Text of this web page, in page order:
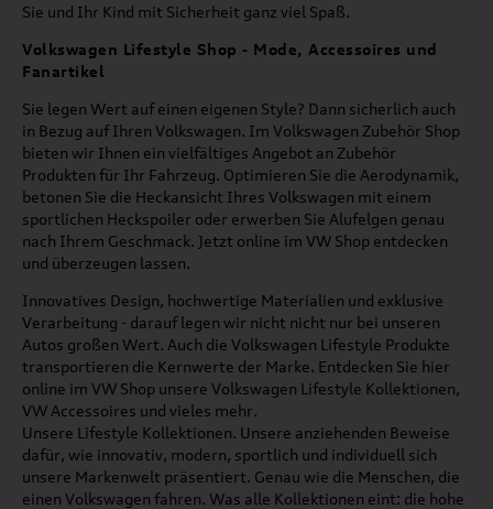
Sie und Ihr Kind mit Sicherheit ganz viel Spaß.
Volkswagen Lifestyle Shop - Mode, Accessoires und
Fanartikel
Sie legen Wert auf einen eigenen Style? Dann sicherlich auch
in Bezug auf Ihren Volkswagen. Im Volkswagen Zubehör Shop
bieten wir Ihnen ein vielfältiges Angebot an Zubehör
Produkten für Ihr Fahrzeug. Optimieren Sie die Aerodynamik,
betonen Sie die Heckansicht Ihres Volkswagen mit einem
sportlichen Heckspoiler oder erwerben Sie Alufelgen genau
nach Ihrem Geschmack. Jetzt online im VW Shop entdecken
und überzeugen lassen.
Innovatives Design, hochwertige Materialien und exklusive
Verarbeitung - darauf legen wir nicht nicht nur bei unseren
Autos großen Wert. Auch die Volkswagen Lifestyle Produkte
transportieren die Kernwerte der Marke. Entdecken Sie hier
online im VW Shop unsere Volkswagen Lifestyle Kollektionen,
VW Accessoires und vieles mehr.
Unsere Lifestyle Kollektionen. Unsere anziehenden Beweise
dafür, wie innovativ, modern, sportlich und individuell sich
unsere Markenwelt präsentiert. Genau wie die Menschen, die
einen Volkswagen fahren. Was alle Kollektionen eint: die hohe